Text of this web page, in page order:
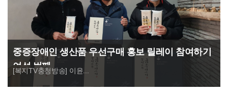
중증장애인 생산품 우선구매 홍보 릴레이 참여하기
여섯 번째
[복지TV충청방송] 이윤...